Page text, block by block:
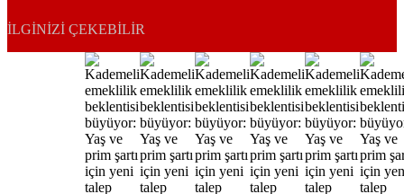
İLGINIZI ÇEKEBILIR